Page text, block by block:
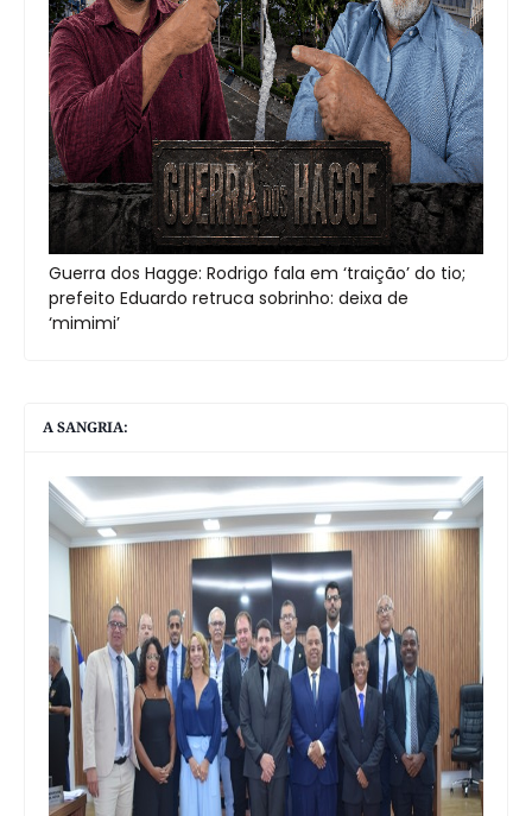
Guerra dos Hagge: Rodrigo fala em ‘traição’ do tio;
prefeito Eduardo retruca sobrinho: deixa de
‘mimimi’
A SANGRIA: